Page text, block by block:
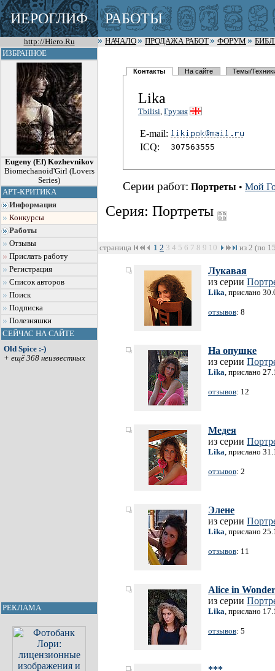
ИЕРОГЛИФ РАБОТЫ
http://Hiero.Ru НАЧАЛО ПРОДАЖА РАБОТ ФОРУМ
ИЗБРАННОЕ
Eugeny (Ef) Kozhevnikov
Biomechanoid'Girl (Lovers
Series)
АРТ-КРИТИКА
Информация
Конкурсы
Работы
Отзывы
Прислать работу
Регистрация
Список авторов
Поиск
Подписка
Полезняшки
СЕЙЧАС НА САЙТЕ
Old Spice :-)
+ ещё 368 неизвестных
РЕКЛАМА
Контакты На сайте Темы/
Lika
Tbilisi, Грузия
E-mail:
ICQ: 307563555
Серии работ: Портреты • Мой
Серия: Портреты
страница 1 2 3 4 5 6 7 8 9 10 из 2 (по
Лукавая
из серии
Lika, прислано
отзывов: 8
На опушке
из серии
Lika, прислано
отзывов: 12
Медея
из серии
Lika, прислано
отзывов: 2
Элене
из серии
Lika, прислано
отзывов: 11
Alice in
из серии
Lika, прислано
отзывов: 5